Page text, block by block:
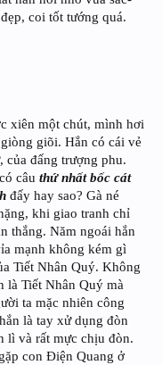
coi tốt tướng quá.
xiên một chút, mình hơi
giõi. Hắn có cái vẻ
của đấng trượng phu.
câu thứ nhất bốc cát
đấy hay sao? Gà né
khi giao tranh chỉ
thắng. Năm ngoái hắn
mạnh không kém gì
Tiết Nhân Quý. Không
là Tiết Nhân Quý mà
ta mặc nhiên công
là tay xử dụng đòn
lì và rất mực chịu đòn.
con Điện Quang ở